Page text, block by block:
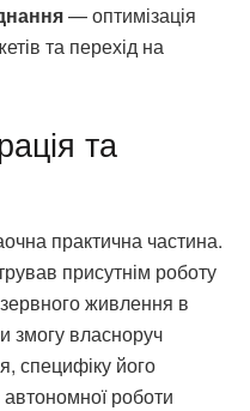
— оптимізація
та перехід на
та
практична частина.
присутнім роботу
живлення в
змогу власноруч
специфіку його
роботи